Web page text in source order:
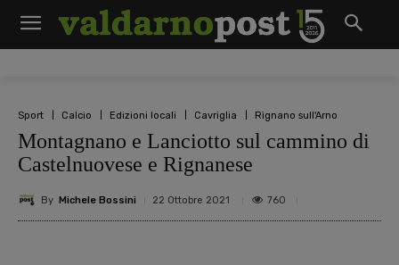
Sport Calcio Edizioni locali Cavriglia Rignano sull'Arno
Montagnano e Lanciotto sul cammino di
Castelnuovese e Rignanese
By Michele Bossini 22 Ottobre 2021 760